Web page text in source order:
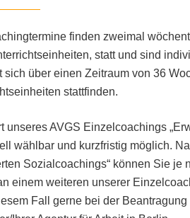
finden zweimal
statt und sind
sich über einen Zeitraum von 36
stattfinden.
unseres AVGS Einzelcoachings
wählbar und kurzfristig möglich.
Sozialcoachings“ können Sie je
einem weiteren unserer
Fall gerne bei der